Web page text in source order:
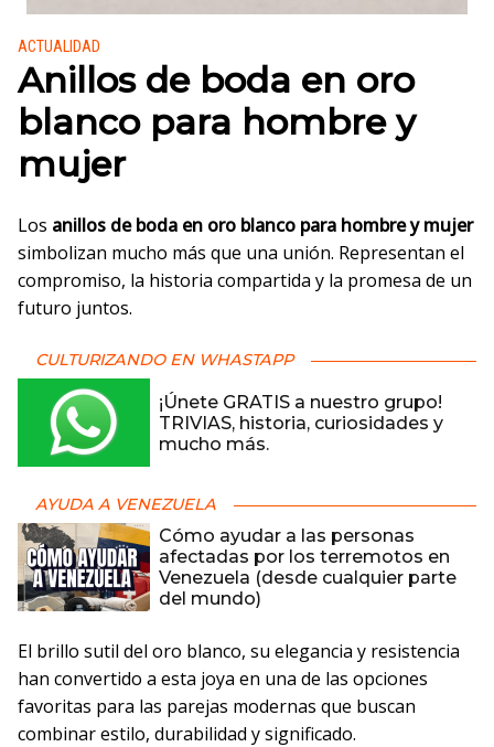
Publicado en:
ACTUALIDAD
Anillos de boda en oro
blanco para hombre y
mujer
Los anillos de boda en oro blanco para hombre y mujer
simbolizan mucho más que una unión. Representan el
compromiso, la historia compartida y la promesa de un
futuro juntos.
CULTURIZANDO EN WHASTAPP
¡Únete GRATIS a nuestro grupo!
TRIVIAS, historia, curiosidades y
mucho más.
AYUDA A VENEZUELA
Cómo ayudar a las personas
afectadas por los terremotos en
Venezuela (desde cualquier parte
del mundo)
El brillo sutil del oro blanco, su elegancia y resistencia
han convertido a esta joya en una de las opciones
favoritas para las parejas modernas que buscan
combinar estilo, durabilidad y significado.